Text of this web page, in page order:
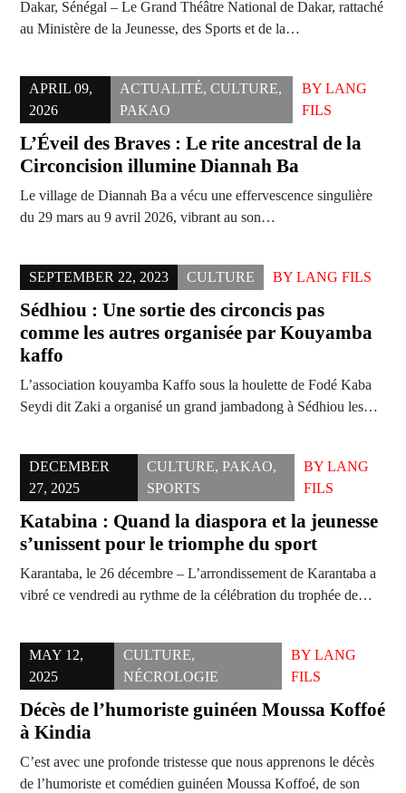
Dakar, Sénégal – Le Grand Théâtre National de Dakar, rattaché
au Ministère de la Jeunesse, des Sports et de la…
APRIL 09,
2026
ACTUALITÉ,CULTURE,
PAKAO
BYLANG
FILS
L’Éveil des Braves : Le rite ancestral de la
Circoncision illumine Diannah Ba
Le village de Diannah Ba a vécu une effervescence singulière
du 29 mars au 9 avril 2026, vibrant au son…
SEPTEMBER 22, 2023 CULTURE BY LANG FILS
Sédhiou : Une sortie des circoncis pas
comme les autres organisée par Kouyamba
kaffo
L’association kouyamba Kaffo sous la houlette de Fodé Kaba
Seydi dit Zaki a organisé un grand jambadong à Sédhiou les…
DECEMBER
27, 2025
CULTURE,PAKAO,
SPORTS
BYLANG
FILS
Katabina : Quand la diaspora et la jeunesse
s’unissent pour le triomphe du sport
Karantaba, le 26 décembre – L’arrondissement de Karantaba a
vibré ce vendredi au rythme de la célébration du trophée de…
MAY 12,
2025
CULTURE,
NÉCROLOGIE
BY LANG
FILS
Décès de l’humoriste guinéen Moussa Koffoé
à Kindia
C’est avec une profonde tristesse que nous apprenons le décès
de l’humoriste et comédien guinéen Moussa Koffoé, de son